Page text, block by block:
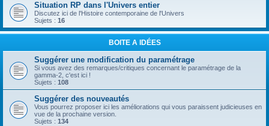
Situation RP dans l'Univers entier
Discutez ici de l'Histoire contemporaine de l'Univers
Sujets : 16
BOITE A IDÉES
Suggérer une modification du paramétrage
Si vous avez des remarques/critiques concernant le paramétrage de la
gamma-2, c'est ici !
Sujets : 108
Suggérer des nouveautés
Vous pourrez proposer ici les améliorations qui vous paraissent judicieuses en
vue de la prochaine version.
Sujets : 134